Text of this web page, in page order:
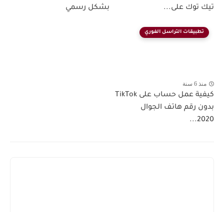
تيك توك على...
بشكل رسمي
تطبيقات التراسل الفوري
منذ 6 سنة
كيفية عمل حساب على TikTok
بدون رقم هاتف الجوال
2020...